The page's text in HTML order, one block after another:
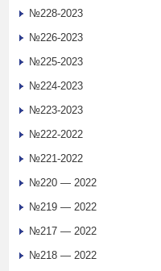
№228-2023
№226-2023
№225-2023
№224-2023
№223-2023
№222-2022
№221-2022
№220 — 2022
№219 — 2022
№217 — 2022
№218 — 2022